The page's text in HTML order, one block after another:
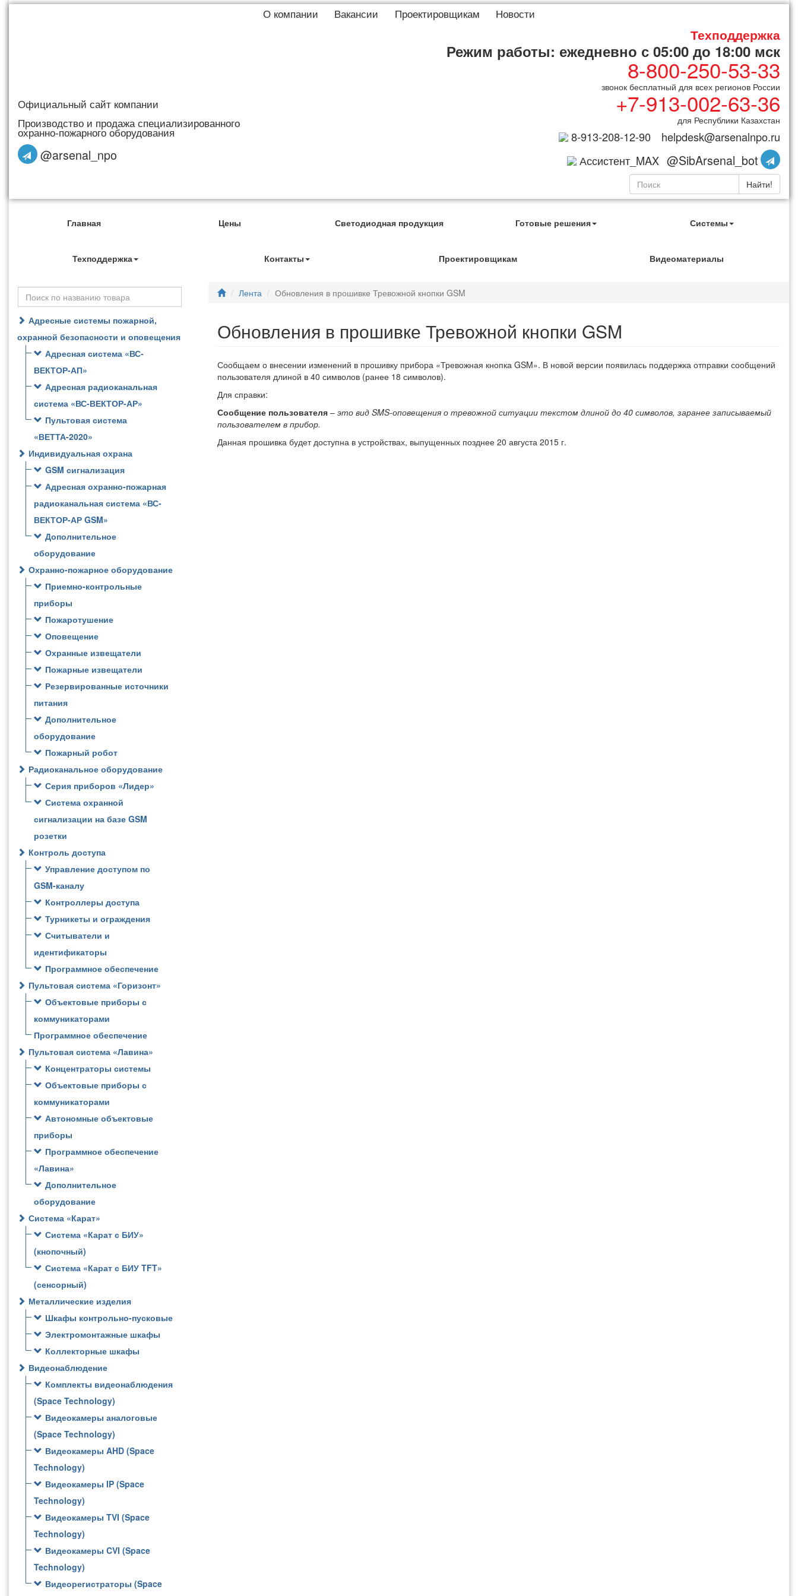
О компании Вакансии Проектировщикам Новости
Официальный сайт компании
Производство и продажа специализированного
охранно-пожарного оборудования
@arsenal_npo
Техподдержка
Режим работы: ежедневно с 05:00 до 18:00 мск
8-800-250-53-33
звонок бесплатный для всех регионов России
+7-913-002-63-36
для Республики Казахстан
8-913-208-12-90
helpdesk@arsenalnpo.ru
Ассистент_MAX @SibArsenal_bot
Найти!
Главная Цены Светодиодная продукция Готовые решения Системы
Техподдержка Контакты Проектировщикам Видеоматериалы
Адресные системы пожарной,
охранной безопасности и оповещения
Адресная система «ВС-
ВЕКТОР-АП»
Адресная радиоканальная
система «ВС-ВЕКТОР-АР»
Пультовая система
«ВЕТТА-2020»
Индивидуальная охрана
GSM сигнализация
Адресная охранно-пожарная
радиоканальная система «ВС-
ВЕКТОР-АР GSM»
Дополнительное
оборудование
Охранно-пожарное оборудование
Приемно-контрольные
приборы
Пожаротушение
Оповещение
Охранные извещатели
Пожарные извещатели
Резервированные источники
питания
Дополнительное
оборудование
Пожарный робот
Радиоканальное оборудование
Серия приборов «Лидер»
Система охранной
сигнализации на базе GSM
розетки
Контроль доступа
Управление доступом по
GSM-каналу
Контроллеры доступа
Турникеты и ограждения
Считыватели и
идентификаторы
Программное обеспечение
Пультовая система «Горизонт»
Объектовые приборы с
коммуникаторами
Программное обеспечение
Пультовая система «Лавина»
Концентраторы системы
Объектовые приборы с
коммуникаторами
Автономные объектовые
приборы
Программное обеспечение
«Лавина»
Дополнительное
оборудование
Система «Карат»
Система «Карат с БИУ»
(кнопочный)
Система «Карат с БИУ TFT»
(сенсорный)
Металлические изделия
Шкафы контрольно-пусковые
Электромонтажные шкафы
Коллекторные шкафы
Видеонаблюдение
Комплекты видеонаблюдения
(Space Technology)
Видеокамеры аналоговые
(Space Technology)
Видеокамеры AHD (Space
Technology)
Видеокамеры IP (Space
Technology)
Видеокамеры TVI (Space
Technology)
Видеокамеры CVI (Space
Technology)
Видеорегистраторы (Space
Лента Обновления в прошивке Тревожной кнопки GSM
Обновления в прошивке Тревожной кнопки GSM
Сообщаем о внесении изменений в прошивку прибора «Тревожная кнопка GSM». В новой версии появилась поддержка отправки сообщений
пользователя длиной в 40 символов (ранее 18 символов).
Для справки:
Сообщение пользователя – это вид SMS-оповещения о тревожной ситуации текстом длиной до 40 символов, заранее записываемый
пользователем в прибор.
Данная прошивка будет доступна в устройствах, выпущенных позднее 20 августа 2015 г.